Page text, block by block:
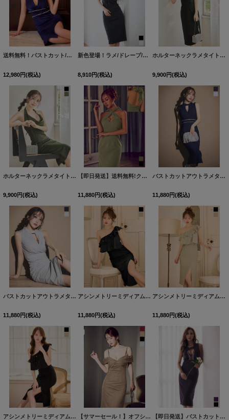
送料無料！バストカット/ラメ生地ノースリーブ/ビジュー/サイドスリット/タイト/ミディアムドレス/キャバドレス【S-Mサイズ/2カラー】[OF03]【YN】dzqsFV
12,980円(税込)
新色登場！ラメ/ドレープ/ストレッチ/ノースリーブ/タイト/谷間見せ/ミディアムドレス/キャバドレス【S-Lサイズ/2カラー】[OF03] 【IM】
8,910円(税込)
ホルターネックラメタイトミディアムドレス/キャバドレス【S-Lサイズ/2カラー】[OF03]【YN】dzwvFV
9,900円(税込)
ホルターネックラメタイトミディアムドレス/キャバドレス【S-Lサイズ/2カラー】[OF03]【YN】dzwvFV
9,900円(税込)
【即日発送】送料無料!クロスホルターネックラメタイトミディアムドレス/キャバドレス【XS-Mサイズ/2カラー】[OF03]【YN】dzmvFV
11,880円(税込)
バストカットアウトラメタイトミディアムドレス/キャバドレス【S-Lサイズ/2カラー】[OF03] 【IM】
11,880円(税込)
バストカットアウトラメタイトミディアムドレス/キャバドレス【S-Lサイズ/2カラー】[OF03] 【IM】
11,880円(税込)
アシンメトリーミディアムラメドレス/キャバドレス【S-Lサイズ/2カラー】[OF03] 【IM】dzq
11,880円(税込)
アシンメトリーミディアムラメドレス/キャバドレス【S-Lサイズ/2カラー】[OF03] 【IM】dzq
11,880円(税込)
アシンメトリーミディアムラメドレス/キャバドレス【S-Lサイズ/2カラー】[OF03] 【IM】dzq 【サマーセール！】オフショルビジューラメタイトミディアムドレス/キャバドレス【S-Lサイズ/4カラー】[OF03] 【YN】dzws 【即日発送】バストカットビジュータイトミディアムドレス/キャバドレス【S-Mサイズ/2カラー】[OF03]